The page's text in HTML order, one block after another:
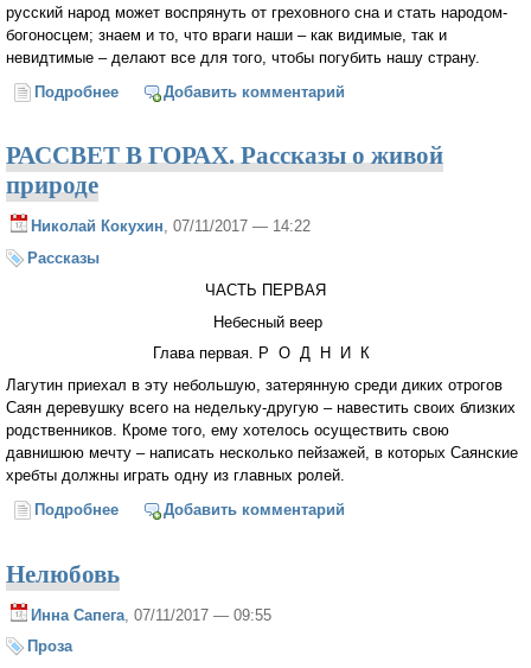
русский народ может воспрянуть от греховного сна и стать народом-
богоносцем; знаем и то, что враги наши – как видимые, так и
невидтимые – делают все для того, чтобы погубить нашу страну.
Подробнее о Русь, куда же несешься ты ?
Добавить комментарий
РАССВЕТ В ГОРАХ. Рассказы о живой
природе
Николай Кокухин, 07/11/2017 — 14:22
Рассказы
ЧАСТЬ ПЕРВАЯ
Небесный веер
Глава первая. Р О Д Н И К
Лагутин приехал в эту небольшую, затерянную среди диких отрогов
Саян деревушку всего на недельку-другую – навестить своих близких
родственников. Кроме того, ему хотелось осуществить свою
давнишюю мечту – написать несколько пейзажей, в которых Саянские
хребты должны играть одну из главных ролей.
Подробнее о РАССВЕТ В ГОРАХ. Рассказы о живой природе
Добавить комментарий
Нелюбовь
Инна Сапега , 07/11/2017 — 09:55
Проза